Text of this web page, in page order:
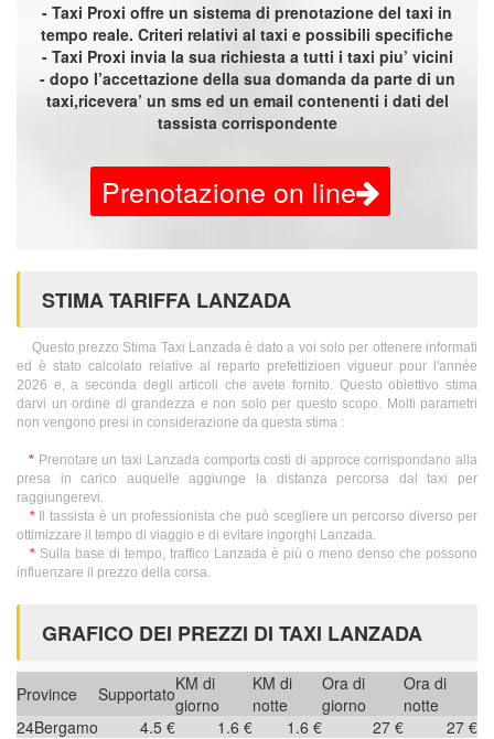
- Taxi Proxi offre un sistema di prenotazione del taxi in
tempo reale. Criteri relativi al taxi e possibili specifiche
- Taxi Proxi invia la sua richiesta a tutti i taxi piu’ vicini
- dopo l’accettazione della sua domanda da parte di un
taxi,ricevera’ un sms ed un email contenenti i dati del
tassista corrispondente
Prenotazione on line
STIMA TARIFFA LANZADA
Questo prezzo Stima Taxi Lanzada è dato a voi solo per ottenere informati
ed è stato calcolato relative al reparto prefettizioen vigueur pour l'année
2026 e, a seconda degli articoli che avete fornito. Questo obiettivo stima
darvi un ordine di grandezza e non solo per questo scopo. Molti parametri
non vengono presi in considerazione da questa stima :
* Prenotare un taxi Lanzada comporta costi di approce corrispondano alla
presa in carico auquelle aggiunge la distanza percorsa dal taxi per
raggiungerevi.
*Il tassista è un professionista che può scegliere un percorso diverso per
ottimizzare il tempo di viaggio e di evitare ingorghi Lanzada.
* Sulla base di tempo, traffico Lanzada è più o meno denso che possono
influenzare il prezzo della corsa.
GRAFICO DEI PREZZI DI TAXI LANZADA
Province SupportatoKM di
giorno
KM di
notte
Ora di
giorno
Ora di
notte
24Bergamo 4.5 € 1.6 € 1.6 € 27 € 27 €